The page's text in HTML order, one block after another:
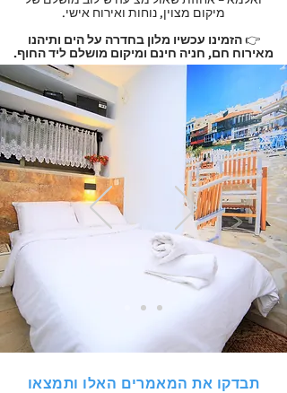
מיקום מצוין, נוחות ואירוח אישי.
👉הזמינו עכשיו מלון בחדרה על הים ותיהנו
מאירוח חם, חניה חינם ומיקום מושלם ליד החוף.
תבדקו את המאמרים האלו ותמצאו